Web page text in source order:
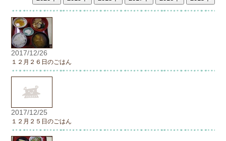
2017/12/26
１２月２６日のごはん
2017/12/25
１２月２５日のごはん